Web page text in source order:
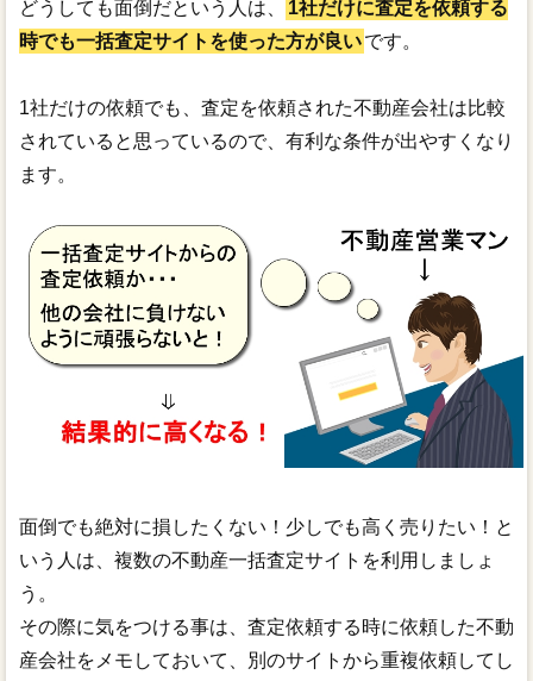
どうしても面倒だという人は、
1社だけに査定を依頼する
時でも一括査定サイトを使った方が良いです。
1社だけの依頼でも、査定を依頼された不動産会社は比較
されていると思っているので、有利な条件が出やすくなり
ます。
面倒でも絶対に損したくない！少しでも高く売りたい！と
いう人は、複数の不動産一括査定サイトを利用しましょ
う。
その際に気をつける事は、査定依頼する時に依頼した不動
産会社をメモしておいて、別のサイトから重複依頼してし